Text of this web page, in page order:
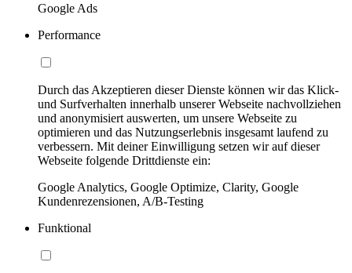
Google Ads
Performance
Durch das Akzeptieren dieser Dienste können wir das Klick-
und Surfverhalten innerhalb unserer Webseite nachvollziehen
und anonymisiert auswerten, um unsere Webseite zu
optimieren und das Nutzungserlebnis insgesamt laufend zu
verbessern. Mit deiner Einwilligung setzen wir auf dieser
Webseite folgende Drittdienste ein:
Google Analytics, Google Optimize, Clarity, Google
Kundenrezensionen, A/B-Testing
Funktional